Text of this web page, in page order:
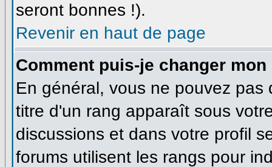
seront bonnes !).
Revenir en haut de page
Comment puis-je changer mon
En général, vous ne pouvez
titre d'un rang apparaît sous
discussions et dans votre profil
forums utilisent les rangs pour